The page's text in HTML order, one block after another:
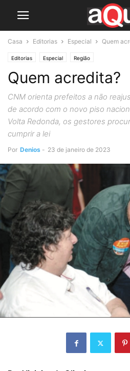
Casa Editorias Especial Quem
Editorias Especial Região
Quem acredita?
CNM orienta prefeitos a não
de acordo com o novo piso
Volta Redonda, os gestores
cumprir a lei
Por Denios - 23 de janeiro de 2023